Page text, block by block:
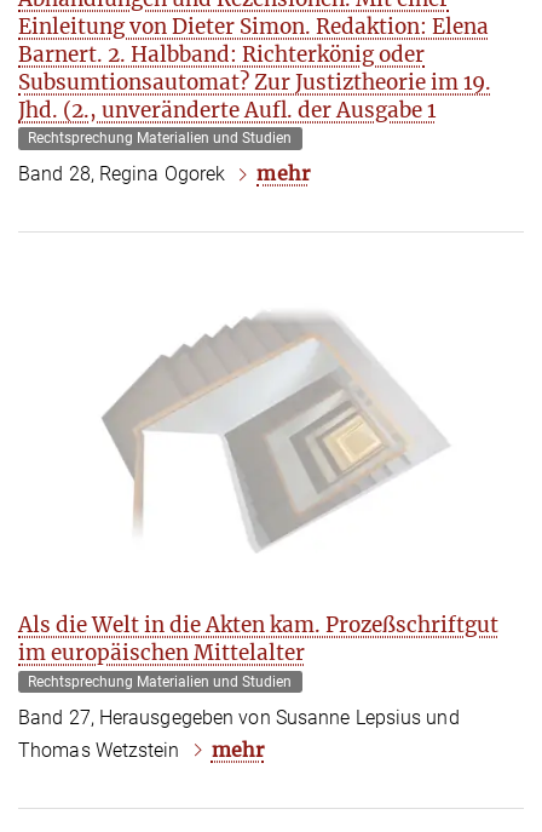
Einleitung von Dieter Simon. Redaktion: Elena
Barnert. 2. Halbband: Richterkönig oder
Subsumtionsautomat? Zur Justiztheorie im 19.
Jhd. (2., unveränderte Aufl. der Ausgabe 1
Rechtsprechung Materialien und Studien
Band 28, Regina Ogorek mehr
Als die Welt in die Akten kam. Prozeßschriftgut
im europäischen Mittelalter
Rechtsprechung Materialien und Studien
Band 27, Herausgegeben von Susanne Lepsius und
Thomas Wetzstein
mehr